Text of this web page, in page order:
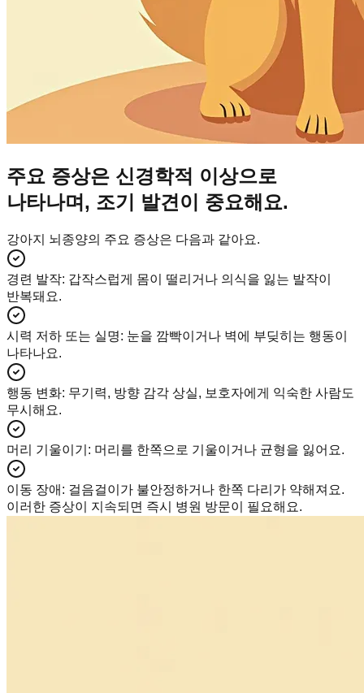
주요 증상은 신경학적 이상으로
나타나며, 조기 발견이 중요해요.
강아지 뇌종양의 주요 증상은 다음과 같아요.
경련 발작: 갑작스럽게 몸이 떨리거나 의식을 잃는 발작이
반복돼요.
시력 저하 또는 실명: 눈을 깜빡이거나 벽에 부딪히는 행동이
나타나요.
행동 변화: 무기력, 방향 감각 상실, 보호자에게 익숙한 사람도
무시해요.
머리 기울이기 : 머리를 한쪽으로 기울이거나 균형을 잃어요.
이동 장애 : 걸음걸이가 불안정하거나 한쪽 다리가 약해져요.
이러한 증상이 지속되면 즉시 병원 방문이 필요해요.